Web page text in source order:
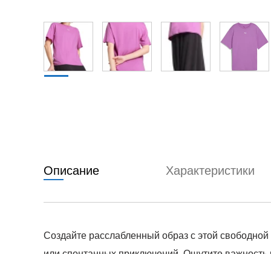
Описание Характеристики
Создайте расслабленный образ с этой